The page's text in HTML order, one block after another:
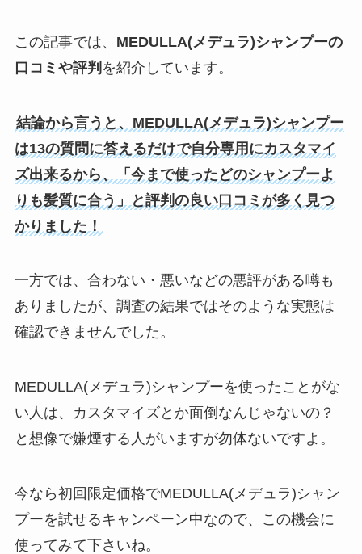
この記事では、 MEDULLA(メデュラ)シャンプーの
口コミや評判 を紹介しています。
結論から言うと、MEDULLA(メデュラ)シャンプー
は13の質問に答えるだけで自分専用にカスタマイ
ズ出来るから、「今まで使ったどのシャンプーよ
りも髪質に合う」と評判の良い口コミが多く見つ
かりました！
一方では、合わない・悪いなどの悪評がある噂も
ありましたが、調査の結果ではそのような実態は
確認できませんでした。
MEDULLA(メデュラ)シャンプーを使ったことがな
い人は、カスタマイズとか面倒なんじゃないの？
と想像で嫌煙する人がいますが勿体ないですよ。
今なら初回限定価格でMEDULLA(メデュラ)シャン
プーを試せるキャンペーン中なので、この機会に
使ってみて下さいね。